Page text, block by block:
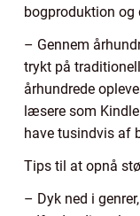
bogproduktion og
– Gennem
trykt på
århundrede
læsere som
have tusindvis af
Tips til at opnå
– Dyk ned i